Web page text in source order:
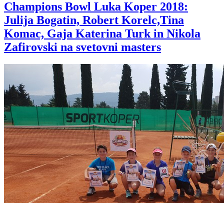
Champions Bowl Luka Koper 2018:
Julija Bogatin, Robert Korelc,Tina
Komac, Gaja Katerina Turk in Nikola
Zafirovski na svetovni masters